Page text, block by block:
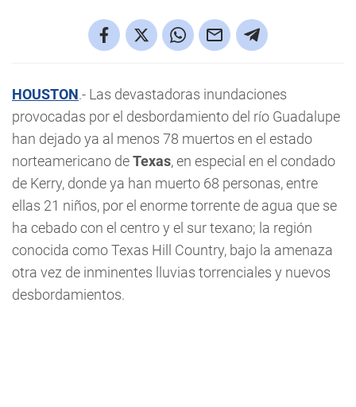
HOUSTON.- Las devastadoras inundaciones
provocadas por el desbordamiento del río Guadalupe
han dejado ya al menos 78 muertos en el estado
norteamericano deTexas, en especial en el condado
de Kerry, donde ya han muerto 68 personas, entre
ellas 21 niños, por el enorme torrente de agua que se
ha cebado con el centro y el sur texano; la región
conocida como Texas Hill Country, bajo la amenaza
otra vez de inminentes lluvias torrenciales y nuevos
desbordamientos.